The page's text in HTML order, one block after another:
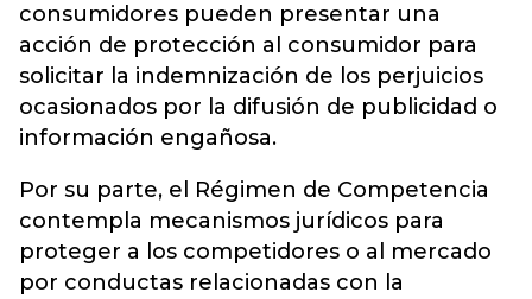
consumidores pueden presentar una
acción de protección al consumidor para
solicitar la indemnización de los perjuicios
ocasionados por la difusión de publicidad o
información engañosa.
Por su parte, el Régimen de Competencia
contempla mecanismos jurídicos para
proteger a los competidores o al mercado
por conductas relacionadas con la